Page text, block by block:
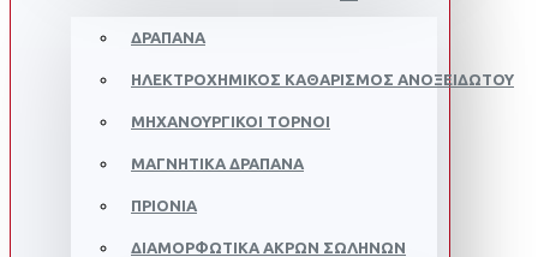
ΔΡΑΠΑΝΑ
ΗΛΕΚΤΡΟΧΗΜΙΚΟΣ ΚΑΘΑΡΙΣΜΟΣ ΑΝΟΞΕΙΔΩΤΟΥ
ΜΗΧΑΝΟΥΡΓΙΚΟΙ ΤΟΡΝΟΙ
ΜΑΓΝΗΤΙΚΑ ΔΡΑΠΑΝΑ
ΠΡΙΟΝΙΑ
ΔΙΑΜΟΡΦΩΤΙΚΑ ΑΚΡΩΝ ΣΩΛΗΝΩΝ